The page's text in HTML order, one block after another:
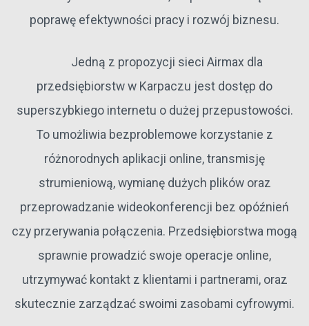
poprawę efektywności pracy i rozwój biznesu.
Jedną z propozycji sieci Airmax dla
przedsiębiorstw w Karpaczu jest dostęp do
superszybkiego internetu o dużej przepustowości.
To umożliwia bezproblemowe korzystanie z
różnorodnych aplikacji online, transmisję
strumieniową, wymianę dużych plików oraz
przeprowadzanie wideokonferencji bez opóźnień
czy przerywania połączenia. Przedsiębiorstwa mogą
sprawnie prowadzić swoje operacje online,
utrzymywać kontakt z klientami i partnerami, oraz
skutecznie zarządzać swoimi zasobami cyfrowymi.